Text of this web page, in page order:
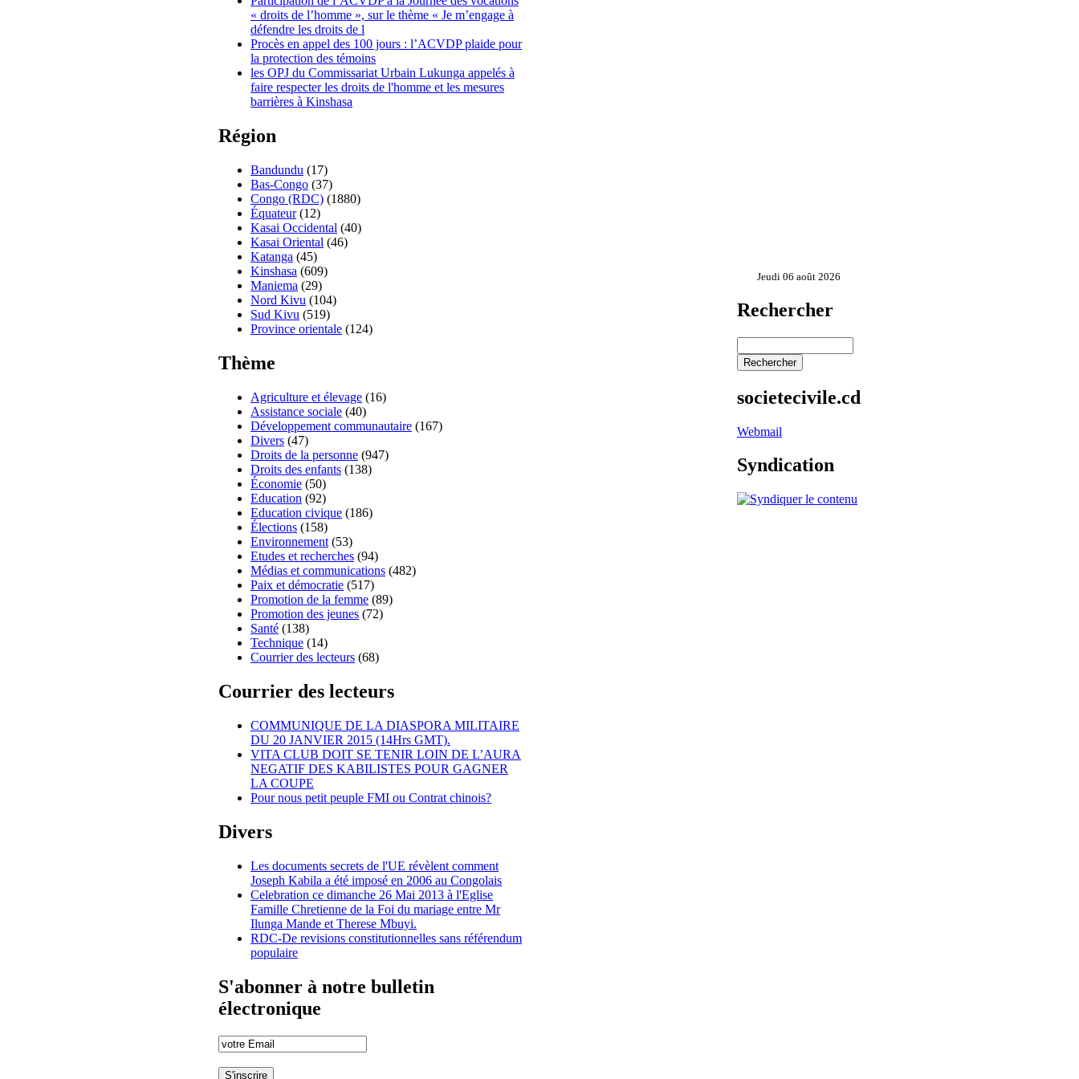
« droits de l’homme », sur le thème « Je m’engage à
défendre les droits de l
Procès en appel des 100 jours : l’ACVDP plaide pour
la protection des témoins
les OPJ du Commissariat Urbain Lukunga appelés à
faire respecter les droits de l'homme et les mesures
barrières à Kinshasa
Région
Bandundu (17)
Bas-Congo (37)
Congo (RDC) (1880)
Équateur(12)
Kasai Occidental (40)
Kasai Oriental (46)
Katanga (45)
Kinshasa (609)
Maniema (29)
Nord Kivu (104)
Sud Kivu (519)
Province orientale (124)
Thème
Agriculture et élevage (16)
Assistance sociale (40)
Développement communautaire (167)
Divers (47)
Droits de la personne (947)
Droits des enfants (138)
Économie (50)
Education (92)
Education civique (186)
Élections (158)
Environnement (53)
Etudes et recherches (94)
Médias et communications (482)
Paix et démocratie (517)
Promotion de la femme (89)
Promotion des jeunes (72)
Santé (138)
Technique (14)
Courrier des lecteurs (68)
Courrier des lecteurs
COMMUNIQUE DE LA DIASPORA MILITAIRE
DU 20 JANVIER 2015 (14Hrs GMT).
VITA CLUB DOIT SE TENIR LOIN DE L’AURA
NEGATIF DES KABILISTES POUR GAGNER
LA COUPE
Pour nous petit peuple FMI ou Contrat chinois?
Divers
Les documents secrets de l'UE révèlent comment
Joseph Kabila a été imposé en 2006 au Congolais
Celebration ce dimanche 26 Mai 2013 à l'Eglise
Famille Chretienne de la Foi du mariage entre Mr
Ilunga Mande et Therese Mbuyi.
RDC-De revisions constitutionnelles sans référendum
populaire
S'abonner à notre bulletin
électronique
Jeudi 06 août 2026
Rechercher
societecivile.cd
Webmail
Syndication